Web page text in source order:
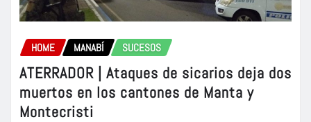
HOME MANABÍ SUCESOS
ATERRADOR | Ataques de sicarios deja dos
muertos en los cantones de Manta y
Montecristi